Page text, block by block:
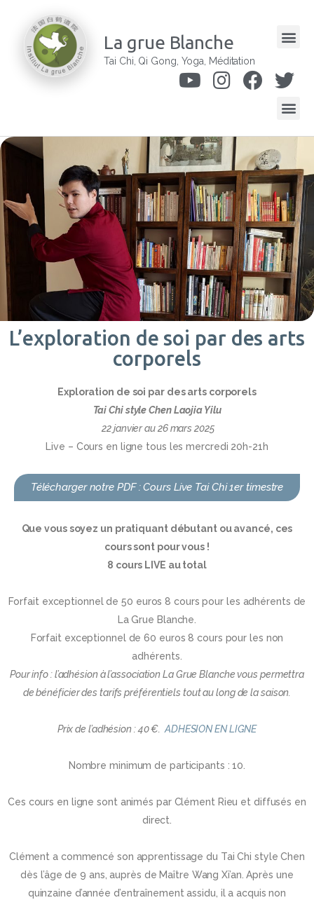
La grue Blanche
Tai Chi, Qi Gong, Yoga, Méditation
L’exploration de soi par des arts
corporels
Exploration de soi par des arts corporels
Tai Chi style Chen Laojia Yilu
22 janvier au 26 mars 2025
Live – Cours en ligne tous les mercredi 20h-21h
Télécharger notre PDF : Cours Live Tai Chi 1er timestre
Que vous soyez un pratiquant débutant ou avancé, ces
cours sont pour vous !
8 cours LIVE au total
Forfait exceptionnel de 50 euros 8 cours pour les adhérents de
La Grue Blanche.
Forfait exceptionnel de 60 euros 8 cours pour les non
adhérents.
Pour info : l’adhésion à l’association La Grue Blanche vous permettra
de bénéficier des tarifs préférentiels tout au long de la saison.
Prix de l’adhésion : 40 €.ADHESION EN LIGNE
Nombre minimum de participants : 10.
Ces cours en ligne sont animés par Clément Rieu et diffusés en
direct.
Clément a commencé son apprentissage du Tai Chi style Chen
dès l’âge de 9 ans, auprès de Maître Wang Xi’an. Après une
quinzaine d’année d’entraînement assidu, il a acquis non